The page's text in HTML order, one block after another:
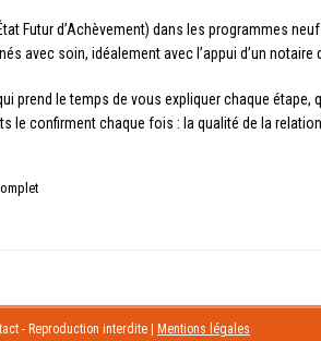
Futur d’Achèvement) dans les programmes
avec soin, idéalement avec l’appui d’un notaire
prend le temps de vous expliquer chaque
confirment chaque fois : la qualité de la
- Reproduction interdite | Mentions légales